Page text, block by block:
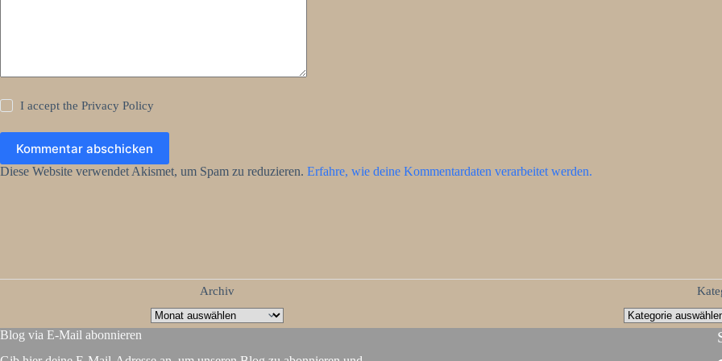
I accept thePrivacy Policy
Kommentar abschicken
Diese Website verwendet Akismet, um Spam zu reduzieren. Erfahre, wie deine Kommentardaten verarbeitet werden.
Archiv
Blog via E-Mail abonnieren